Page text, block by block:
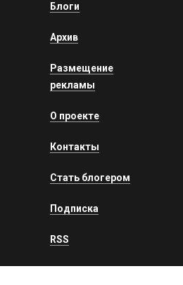
Блоги
Архив
Размещение
рекламы
О проекте
Контакты
Стать блогером
Подписка
RSS